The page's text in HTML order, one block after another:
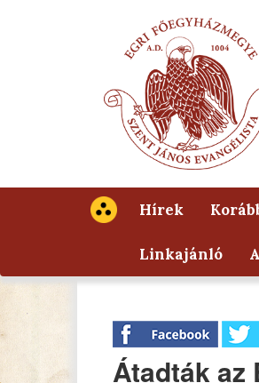
Hírek
Linkajánló
Átadták az